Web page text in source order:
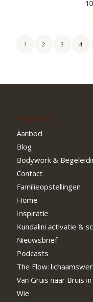
1 2 3 4
Pagina’s
Aanbod
Blog
Bodywork &
Contact
Familieopstellingen
Home
Inspiratie
Kundalini activatie &
Nieuwsbrief
Podcasts
The Flow:
Van Gruis naar Bruis
Wie